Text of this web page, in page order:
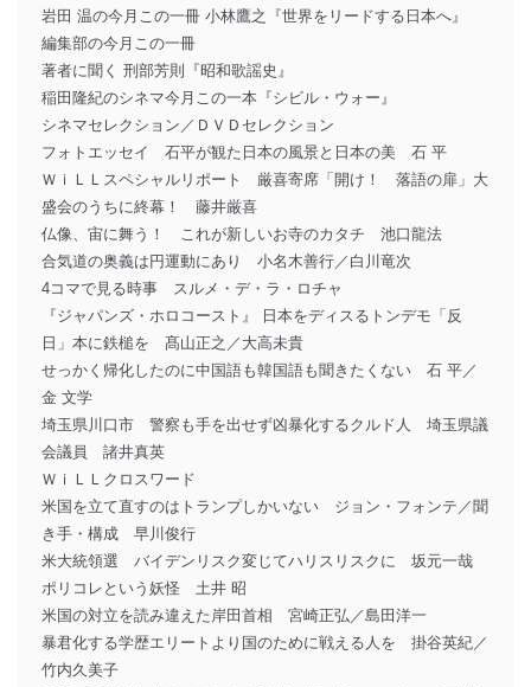
岩田 温の今月この一冊 小林鷹之『世界をリードする日本へ』
編集部の今月この一冊
著者に聞く 刑部芳則『昭和歌謡史』
稲田隆紀のシネマ今月この一本『シビル・ウォー』
シネマセレクション／ＤＶＤセレクション
フォトエッセイ 石平が観た日本の風景と日本の美 石 平
ＷｉＬＬスペシャルリポート 厳喜寄席「開け！ 落語の扉」大
盛会のうちに終幕！ 藤井厳喜
仏像、宙に舞う！ これが新しいお寺のカタチ 池口龍法
合気道の奥義は円運動にあり 小名木善行／白川竜次
4コマで見る時事 スルメ・デ・ラ・ロチャ
『ジャパンズ・ホロコースト』 日本をディスるトンデモ「反
日」本に鉄槌を 髙山正之／大高未貴
せっかく帰化したのに中国語も韓国語も聞きたくない 石 平／
金 文学
埼玉県川口市 警察も手を出せず凶暴化するクルド人 埼玉県議
会議員 諸井真英
ＷｉＬＬクロスワード
米国を立て直すのはトランプしかいない ジョン・フォンテ／聞
き手・構成 早川俊行
米大統領選 バイデンリスク変じてハリスリスクに 坂元一哉
ポリコレという妖怪 土井 昭
米国の対立を読み違えた岸田首相 宮崎正弘／島田洋一
暴君化する学歴エリートより国のために戦える人を 掛谷英紀／
竹内久美子